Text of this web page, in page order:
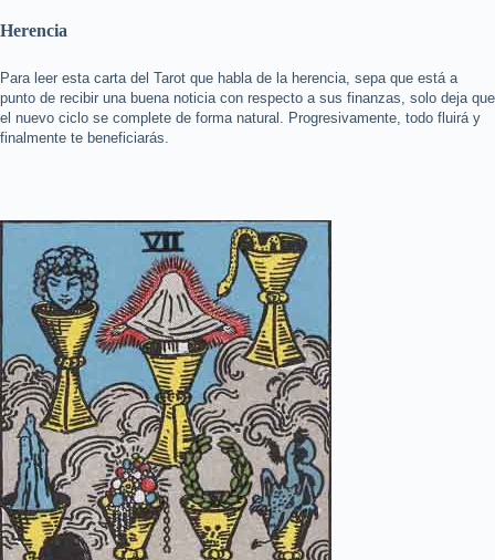
Herencia
Para leer esta carta del Tarot que habla de la herencia, sepa que está a
punto de recibir una buena noticia con respecto a sus finanzas, solo deja que
el nuevo ciclo se complete de forma natural. Progresivamente, todo fluirá y
finalmente te beneficiarás.